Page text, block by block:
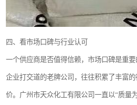
四、看市场口碑与行业认可
一个供应商是否值得信赖，市场口碑是重
企业打交道的老牌公司，往往积累了丰富
价。广州市天众化工有限公司一直以“质量